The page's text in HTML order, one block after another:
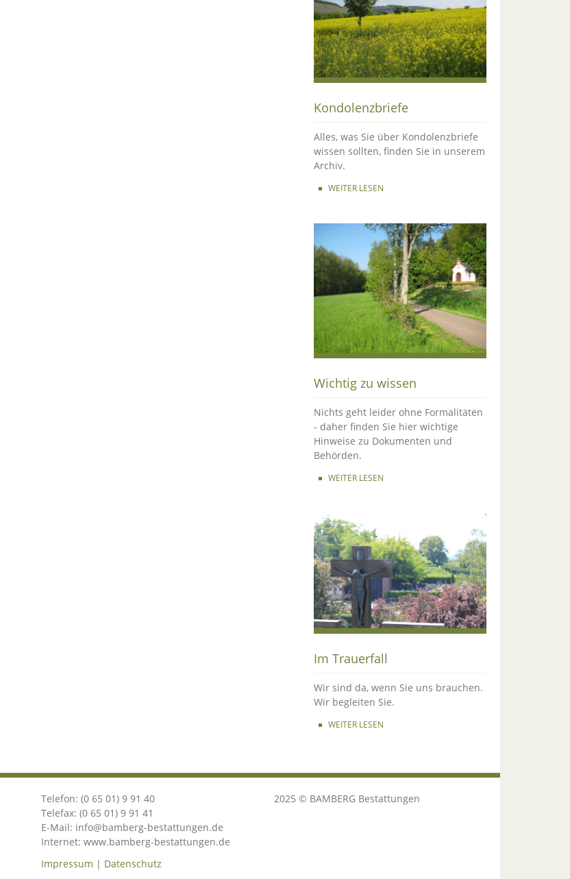
Kondolenzbriefe
Alles, was Sie über Kondolenzbriefe
wissen sollten, finden Sie in unserem
Archiv.
WEITER LESEN
Wichtig zu wissen
Nichts geht leider ohne Formalitäten
- daher finden Sie hier wichtige
Hinweise zu Dokumenten und
Behörden.
WEITER LESEN
Im Trauerfall
Wir sind da, wenn Sie uns brauchen.
Wir begleiten Sie.
WEITER LESEN
Telefon: (0 65 01) 9 91 40
Telefax: (0 65 01) 9 91 41
E-Mail: info@bamberg-bestattungen.de
Internet: www.bamberg-bestattungen.de
Impressum | Datenschutz
2025 © BAMBERG Bestattungen